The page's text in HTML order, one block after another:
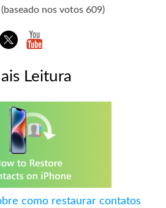
nos votos 609)
Leitura
como restaurar contatos